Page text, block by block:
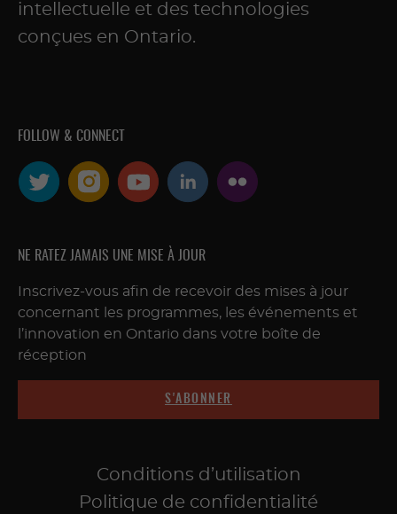
intellectuelle et des technologies
conçues en Ontario.
FOLLOW & CONNECT
NE RATEZ JAMAIS UNE MISE À JOUR
Inscrivez-vous afin de recevoir des mises à jour
concernant les programmes, les événements et
l’innovation en Ontario dans votre boîte de
réception
S'ABONNER
Conditions d’utilisation
Politique de confidentialité